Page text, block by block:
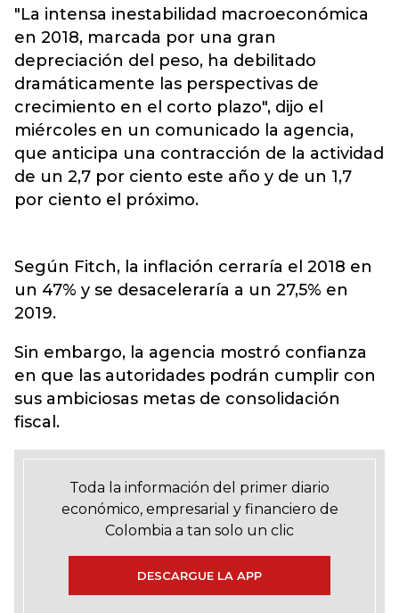
"La intensa inestabilidad macroeconómica
en 2018, marcada por una gran
depreciación del peso, ha debilitado
dramáticamente las perspectivas de
crecimiento en el corto plazo", dijo el
miércoles en un comunicado la agencia,
que anticipa una contracción de la actividad
de un 2,7 por ciento este año y de un 1,7
por ciento el próximo.
Según Fitch, la inflación cerraría el 2018 en
un 47% y se desaceleraría a un 27,5% en
2019.
Sin embargo, la agencia mostró confianza
en que las autoridades podrán cumplir con
sus ambiciosas metas de consolidación
fiscal.
Toda la información del primer diario
económico, empresarial y financiero de
Colombia a tan solo un clic
DESCARGUE LA APP